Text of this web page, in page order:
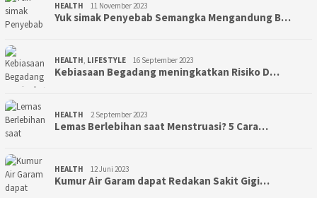
HEALTH 11 November 2023
Yuk simak Penyebab Semangka Mengandung B…
HEALTH, LIFESTYLE 16 September 2023
Kebiasaan Begadang meningkatkan Risiko D…
HEALTH 2 September 2023
Lemas Berlebihan saat Menstruasi? 5 Cara…
HEALTH 12 Juni 2023
Kumur Air Garam dapat Redakan Sakit Gigi…